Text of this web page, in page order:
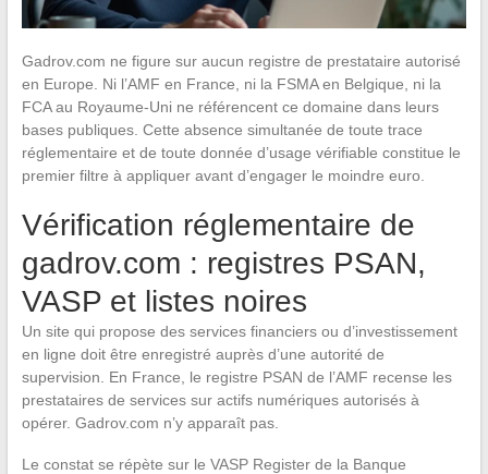
Gadrov.com ne figure sur aucun registre de prestataire autorisé
en Europe. Ni l’AMF en France, ni la FSMA en Belgique, ni la
FCA au Royaume-Uni ne référencent ce domaine dans leurs
bases publiques. Cette absence simultanée de toute trace
réglementaire et de toute donnée d’usage vérifiable constitue le
premier filtre à appliquer avant d’engager le moindre euro.
Vérification réglementaire de
gadrov.com : registres PSAN,
VASP et listes noires
Un site qui propose des services financiers ou d’investissement
en ligne doit être enregistré auprès d’une autorité de
supervision. En France, le registre PSAN de l’AMF recense les
prestataires de services sur actifs numériques autorisés à
opérer. Gadrov.com n’y apparaît pas.
Le constat se répète sur le VASP Register de la Banque